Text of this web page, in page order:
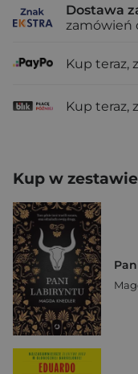
Dostawa
zamówień
Kup teraz,
Kup teraz,
Kup w zestawie